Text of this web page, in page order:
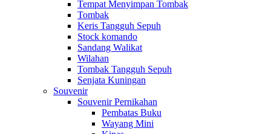
Tempat Menyimpan Tombak
Tombak
Keris Tangguh Sepuh
Stock komando
Sandang Walikat
Wilahan
Tombak Tangguh Sepuh
Senjata Kuningan
Souvenir
Souvenir Pernikahan
Pembatas Buku
Wayang Mini